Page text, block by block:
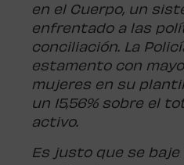
en el Cuerpo, un
enfrentado a las
conciliación. La
estamento con
mujeres en su
un 15,56% sobre el
activo.
Es justo que se baje